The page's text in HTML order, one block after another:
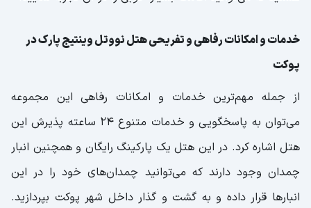
خدمات و امکانات رفاهی و تفریحی هتل نووتل وینتیج پارک در
پوکت
از جمله مهم‌ترین خدمات و امکانات رفاهی این مجموعه
می‌توان به پاسخگویی و خدمات متنوع ۲۴ ساعته پذیرش این
هتل اشاره کرد. در این هتل یک پارکینگ رایگان و همچنین انبار
چمدان وجود دارند که می‌توانید چمدان‌های خود را در این
انبار‌ها قرار داده و به گشت و گذار داخل شهر پوکت بپردازید.